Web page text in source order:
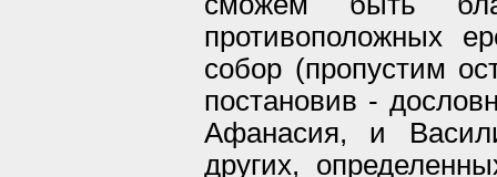
противоположных
собор (пропустим
постановив -
Афанасия, и
других,